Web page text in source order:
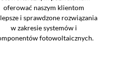
oferować naszym klientom
i sprawdzone rozwiązania
w zakresie systemów i
fotowoltaicznych.